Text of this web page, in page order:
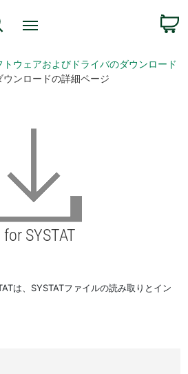
ウント
検索
トウェアおよびドライバのダウンロード
ウンロードの詳細ページ
SYSTAT
は、SYSTATファイルの読み取りとイン